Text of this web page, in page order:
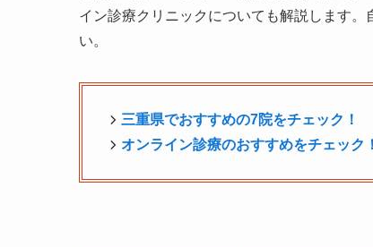
イン診療クリニックについても解説します
い。
三重県でおすすめの7院をチェック！
オンライン診療のおすすめをチェック！